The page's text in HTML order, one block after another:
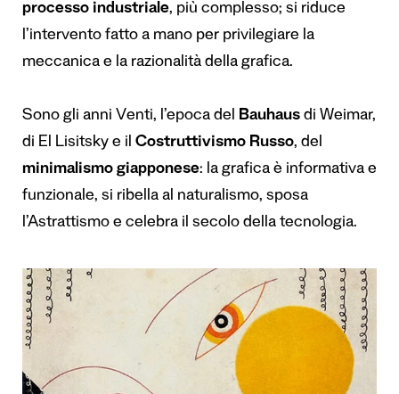
processo industriale, più complesso; si riduce
l’intervento fatto a mano per privilegiare la
meccanica e la razionalità della grafica.
Sono gli anni Venti, l’epoca del Bauhaus di Weimar,
di El Lisitsky e il Costruttivismo Russo, del
minimalismo giapponese: la grafica è informativa e
funzionale, si ribella al naturalismo, sposa
l’Astrattismo e celebra il secolo della tecnologia.